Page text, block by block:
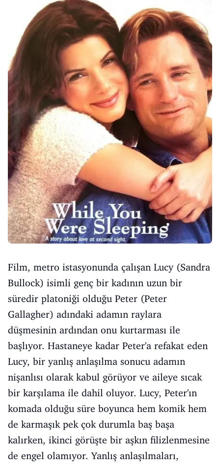
Film, metro istasyonunda çalışan Lucy (Sandra
Bullock) isimli genç bir kadının uzun bir
süredir platoniği olduğu Peter (Peter
Gallagher) adındaki adamın raylara
düşmesinin ardından onu kurtarması ile
başlıyor. Hastaneye kadar Peter'a refakat eden
Lucy, bir yanlış anlaşılma sonucu adamın
nişanlısı olarak kabul görüyor ve aileye sıcak
bir karşılama ile dahil oluyor. Lucy, Peter'ın
komada olduğu süre boyunca hem komik hem
de karmaşık pek çok durumla baş başa
kalırken, ikinci görüşte bir aşkın filizlenmesine
de engel olamıyor. Yanlış anlaşılmaları,